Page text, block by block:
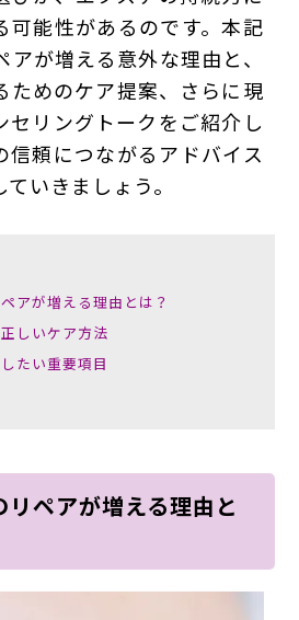
可能性があるのです。本記
が増える意外な理由と、
ためのケア提案、さらに現
セリングトークをご紹介し
信頼につながるアドバイス
いきましょう。
アが増える理由とは？
しいケア方法
たい重要項目
ペアが増える理由と